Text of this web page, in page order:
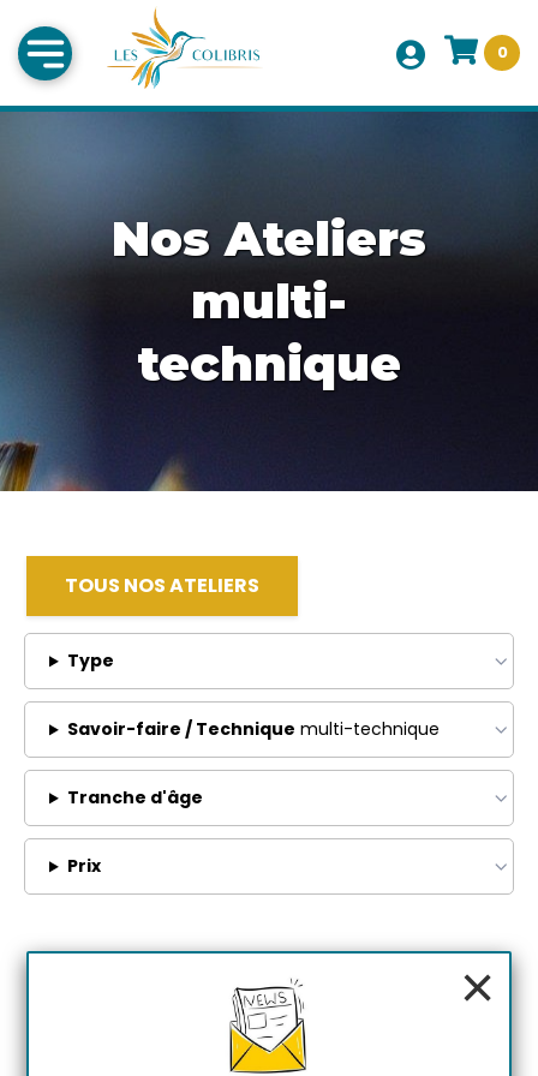
0
Nos Ateliers
multi-
technique
TOUS NOS ATELIERS
Type
Savoir-faire / Technique multi-technique
Tranche d'âge
Prix
×